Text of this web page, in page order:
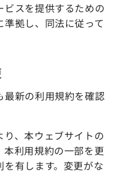
スを提供するための
拠し、同法に従って
最新の利用規約を確認
、本ウェブサイトの
利用規約の一部を更
有します。変更がな